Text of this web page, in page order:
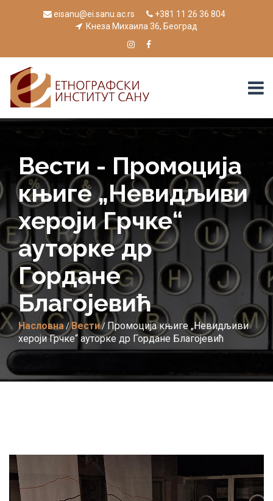
eisanu@ei.sanu.ac.rs
+381 11 26 36 804
Кнеза Михаила 36, Београд
Вести - Промоција
књиге „Невидљиви
хероји Грчке“
ауторке др
Гордане
Благојевић
Насловна/Вести/Промоција књиге „Невидљиви
хероји Грчке“ ауторке др Гордане Благојевић